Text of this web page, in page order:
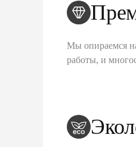
Мы опираемся
работы, и